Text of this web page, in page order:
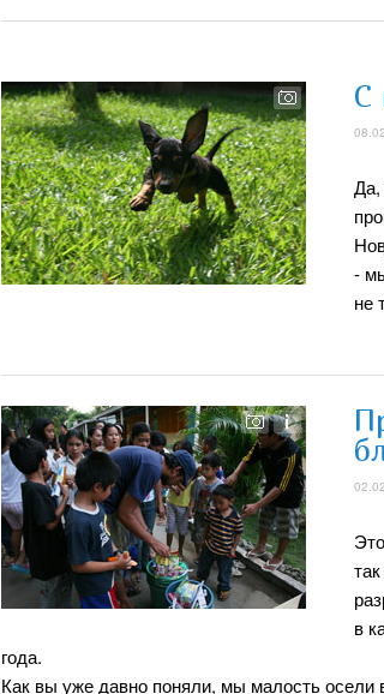
С
Да,
-
не
в
года.
Как вы уже давно поняли, мы малость осели